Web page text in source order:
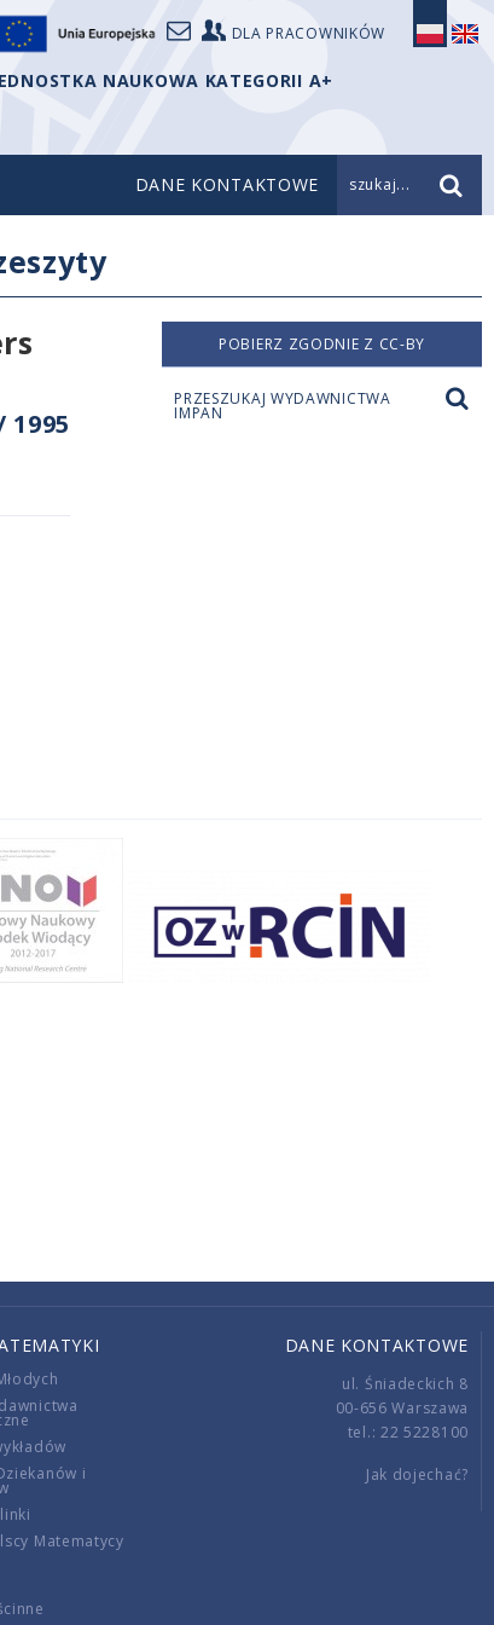
DLA PRACOWNIKÓW
NAUKOWA KATEGORII A+
DANE KONTAKTOWE szukaj...
1995
POBIERZ ZGODNIE Z CC-BY
PRZESZUKAJ WYDAWNICTWA
IMPAN
i
Matematycy
DANE KONTAKTOWE
ul. Śniadeckich 8
00-656 Warszawa
tel.: 22 5228100
Jak dojechać?